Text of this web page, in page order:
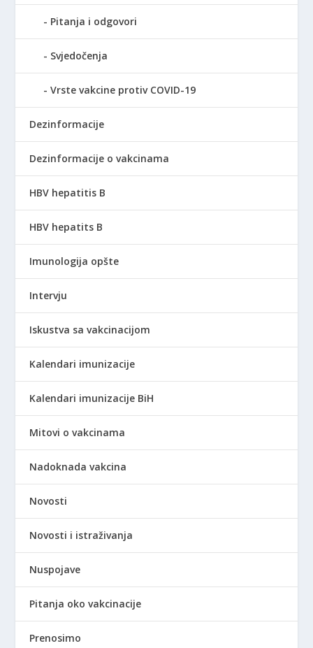
Pitanja i odgovori
Svjedočenja
Vrste vakcine protiv COVID-19
Dezinformacije
Dezinformacije o vakcinama
HBV hepatitis B
HBV hepatits B
Imunologija opšte
Intervju
Iskustva sa vakcinacijom
Kalendari imunizacije
Kalendari imunizacije BiH
Mitovi o vakcinama
Nadoknada vakcina
Novosti
Novosti i istraživanja
Nuspojave
Pitanja oko vakcinacije
Prenosimo